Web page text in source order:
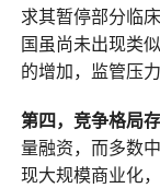
求其暂停部分临
国虽尚未出现类
的增加，监管压
第四，竞争格局
量融资，而多数
现大规模商业化